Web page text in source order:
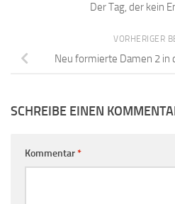
Der Tag, der kein
VORHERIGER
Neu formierte Damen 2 in
SCHREIBE EINEN
Kommentar*